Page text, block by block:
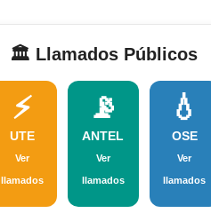
🏛️ Llamados Públicos
⚡
UTE
Ver
llamados
📡
ANTEL
Ver
llamados
💧
OSE
Ver
llamados